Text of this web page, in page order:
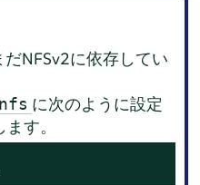
NFSv2に依存してい
に次のように設定
す。